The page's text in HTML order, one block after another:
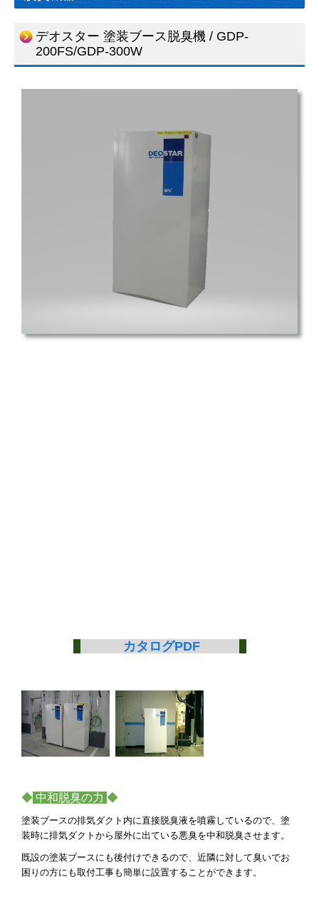
デオスター 塗装ブース脱臭機 / GDP-
200FS/GDP-300W
カタログPDF
◆ 中和脱臭の力 ◆
塗装ブースの排気ダクト内に直接脱臭液を噴霧しているので、塗
装時に排気ダクトから屋外に出ている悪臭を中和脱臭させます。
既設の塗装ブースにも後付けできるので、近隣に対して臭いでお
困りの方にも取付工事も簡単に設置することができます。